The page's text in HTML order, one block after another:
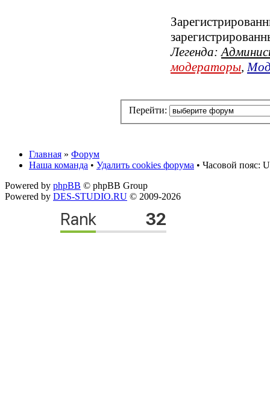
Легенда:
модераторы,
Перейти:
Главная » Форум
Наша команда • Удалить cookies форума • Часовой пояс:
Powered by phpBB © phpBB Group
Powered by DES-STUDIO.RU © 2009-2026